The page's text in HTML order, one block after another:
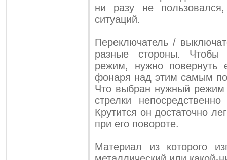
ни разу не
ситуаций.
Переключатель /
разные стороны. Чтобы
режим, нужно повернуть
фонаря над этим самым
Что выбран нужный режим
стрелки
Крутится он достаточно
при его повороте.
Материал из которого